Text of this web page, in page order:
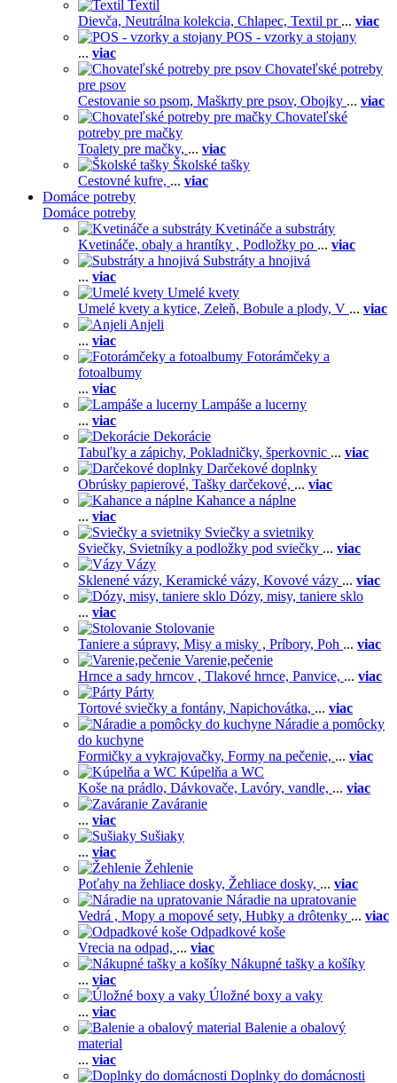
Textil
Dievča, Neutrálna kolekcia, Chlapec, Textil pr ... viac
POS - vzorky a stojany
... viac
Chovateľské potreby
pre psov
Cestovanie so psom, Maškrty pre psov, Obojky ... viac
Chovateľské
potreby pre mačky
Toalety pre mačky, ... viac
Školské tašky
Cestovné kufre, ... viac
Domáce potreby
Domáce potreby
Kvetináče a substráty
Kvetináče, obaly a hrantíky , Podložky po ... viac
Substráty a hnojivá
... viac
Umelé kvety
Umelé kvety a kytice, Zeleň, Bobule a plody, V ... viac
Anjeli
... viac
Fotorámčeky a
fotoalbumy
... viac
Lampáše a lucerny
... viac
Dekorácie
Tabuľky a zápichy, Pokladničky, šperkovnic ... viac
Darčekové doplnky
Obrúsky papierové, Tašky darčekové, ... viac
Kahance a náplne
... viac
Sviečky a svietniky
Sviečky, Svietníky a podložky pod sviečky ... viac
Vázy
Sklenené vázy, Keramické vázy, Kovové vázy ... viac
Dózy, misy, taniere sklo
... viac
Stolovanie
Taniere a súpravy, Misy a misky , Príbory, Poh ... viac
Varenie,pečenie
Hrnce a sady hrncov , Tlakové hrnce, Panvice, ... viac
Párty
Tortové sviečky a fontány, Napichovátka, ... viac
Náradie a pomôcky
do kuchyne
Formičky a vykrajovačky, Formy na pečenie, ... viac
Kúpelňa a WC
Koše na prádlo, Dávkovače, Lavóry, vandle, ... viac
Zaváranie
... viac
Sušiaky
... viac
Žehlenie
Poťahy na žehliace dosky, Žehliace dosky, ... viac
Náradie na upratovanie
Vedrá , Mopy a mopové sety, Hubky a drôtenky ... viac
Odpadkové koše
Vrecia na odpad, ... viac
Nákupné tašky a košíky
... viac
Úložné boxy a vaky
... viac
Balenie a obalový
material
... viac
Doplnky do domácnosti